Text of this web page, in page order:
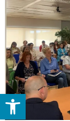
Abrir